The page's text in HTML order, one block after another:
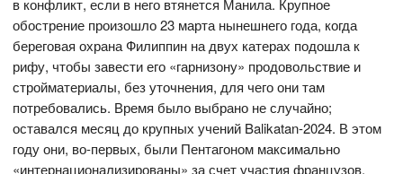
в конфликт, если в него втянется Манила. Крупное
обострение произошло 23 марта нынешнего года, когда
береговая охрана Филиппин на двух катерах подошла к
рифу, чтобы завести его «гарнизону» продовольствие и
стройматериалы, без уточнения, для чего они там
потребовались. Время было выбрано не случайно;
оставался месяц до крупных учений Balikatan-2024. В этом
году они, во-первых, были Пентагоном максимально
«интернационализированы» за счет участия французов,